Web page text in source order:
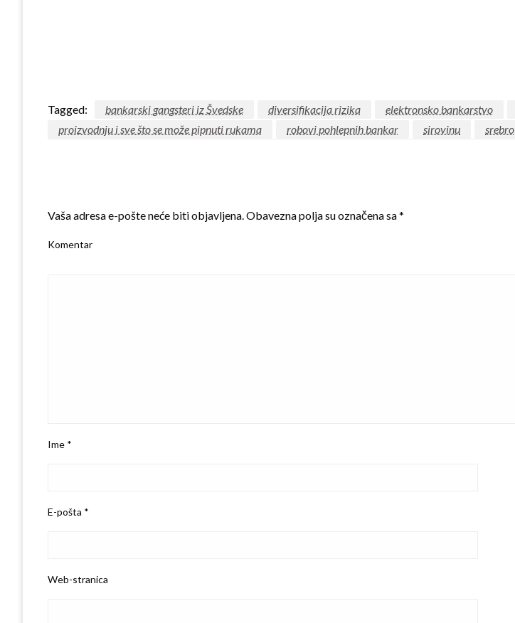
Tagged: bankarski gangsteri iz Švedske diversifikacija rizika elektronsko bankarstvo
proizvodnju i sve što se može pipnuti rukama
robovi pohlepnih bankar sirovinu srebro
Vaša adresa e-pošte neće biti objavljena.Obavezna polja su označena sa*
Komentar
Ime *
E-pošta *
Web-stranica